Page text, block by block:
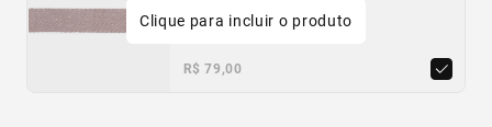
PP P M G
R$ 79,00
Clique para incluir o produto